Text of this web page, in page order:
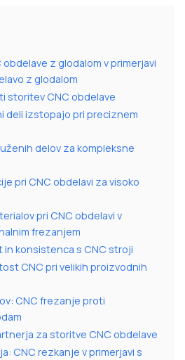
obdelave z glodalom v primerjavi
z glodalom
storitev CNC obdelave
deli izstopajo pri preciznem
delov za kompleksne
pri CNC obdelavi za visoko
pri CNC obdelavi v
frezanjem
in konsistenca s CNC stroji
CNC pri velikih proizvodnih
CNC frezanje proti
za storitve CNC obdelave
CNC rezkanje v primerjavi s